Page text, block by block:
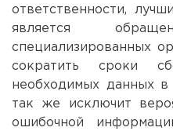
ответственности,
является
специализированных
сократить сроки
необходимых данных
так же исключит
ошибочной